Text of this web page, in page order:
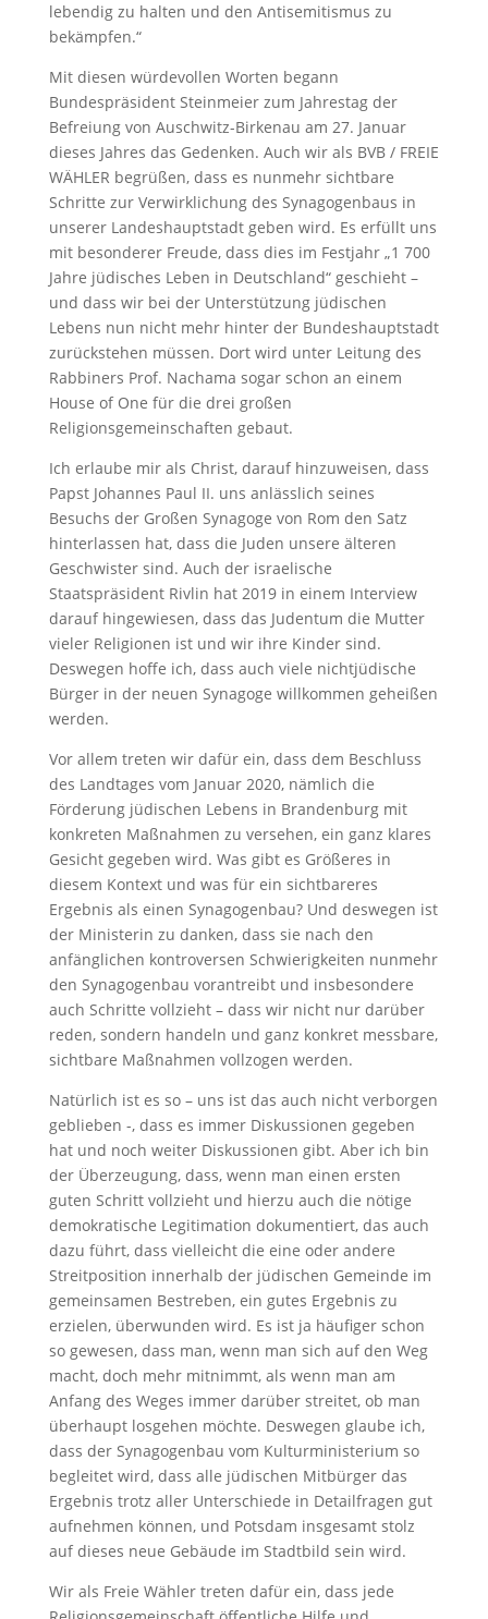
lebendig zu halten und den Antisemitismus zu
bekämpfen.“
Mit diesen würdevollen Worten begann
Bundespräsident Steinmeier zum Jahrestag der
Befreiung von Auschwitz-Birkenau am 27. Januar
dieses Jahres das Gedenken. Auch wir als BVB / FREIE
WÄHLER begrüßen, dass es nunmehr sichtbare
Schritte zur Verwirklichung des Synagogenbaus in
unserer Landeshauptstadt geben wird. Es erfüllt uns
mit besonderer Freude, dass dies im Festjahr „1 700
Jahre jüdisches Leben in Deutschland“ geschieht –
und dass wir bei der Unterstützung jüdischen
Lebens nun nicht mehr hinter der Bundeshauptstadt
zurückstehen müssen. Dort wird unter Leitung des
Rabbiners Prof. Nachama sogar schon an einem
House of One für die drei großen
Religionsgemeinschaften gebaut.
Ich erlaube mir als Christ, darauf hinzuweisen, dass
Papst Johannes Paul II. uns anlässlich seines
Besuchs der Großen Synagoge von Rom den Satz
hinterlassen hat, dass die Juden unsere älteren
Geschwister sind. Auch der israelische
Staatspräsident Rivlin hat 2019 in einem Interview
darauf hingewiesen, dass das Judentum die Mutter
vieler Religionen ist und wir ihre Kinder sind.
Deswegen hoffe ich, dass auch viele nichtjüdische
Bürger in der neuen Synagoge willkommen geheißen
werden.
Vor allem treten wir dafür ein, dass dem Beschluss
des Landtages vom Januar 2020, nämlich die
Förderung jüdischen Lebens in Brandenburg mit
konkreten Maßnahmen zu versehen, ein ganz klares
Gesicht gegeben wird. Was gibt es Größeres in
diesem Kontext und was für ein sichtbareres
Ergebnis als einen Synagogenbau? Und deswegen ist
der Ministerin zu danken, dass sie nach den
anfänglichen kontroversen Schwierigkeiten nunmehr
den Synagogenbau vorantreibt und insbesondere
auch Schritte vollzieht – dass wir nicht nur darüber
reden, sondern handeln und ganz konkret messbare,
sichtbare Maßnahmen vollzogen werden.
Natürlich ist es so – uns ist das auch nicht verborgen
geblieben -, dass es immer Diskussionen gegeben
hat und noch weiter Diskussionen gibt. Aber ich bin
der Überzeugung, dass, wenn man einen ersten
guten Schritt vollzieht und hierzu auch die nötige
demokratische Legitimation dokumentiert, das auch
dazu führt, dass vielleicht die eine oder andere
Streitposition innerhalb der jüdischen Gemeinde im
gemeinsamen Bestreben, ein gutes Ergebnis zu
erzielen, überwunden wird. Es ist ja häufiger schon
so gewesen, dass man, wenn man sich auf den Weg
macht, doch mehr mitnimmt, als wenn man am
Anfang des Weges immer darüber streitet, ob man
überhaupt losgehen möchte. Deswegen glaube ich,
dass der Synagogenbau vom Kulturministerium so
begleitet wird, dass alle jüdischen Mitbürger das
Ergebnis trotz aller Unterschiede in Detailfragen gut
aufnehmen können, und Potsdam insgesamt stolz
auf dieses neue Gebäude im Stadtbild sein wird.
Wir als Freie Wähler treten dafür ein, dass jede